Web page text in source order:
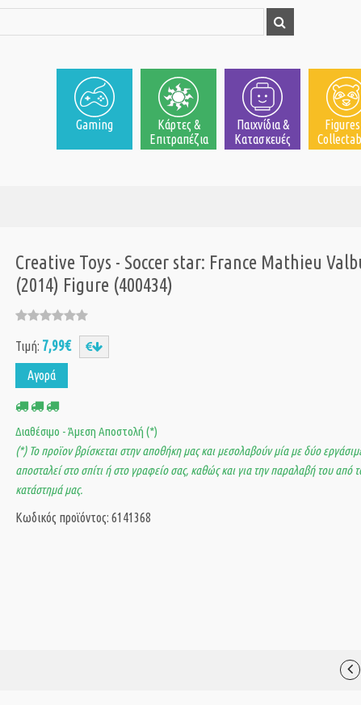
Gaming
Κάρτες &
Επιτραπέζια
Παιχνίδια &
Κατασκευές
Creative Toys - Soccer star: France Mathieu
(2014) Figure (400434)
Τιμή: 7,99€
Αγορά
Διαθέσιμο - Άμεση Αποστολή (*)
(*) Το προϊον βρίσκεται στην αποθήκη μας και μεσολαβούν μία με δύο
αποσταλεί στο σπίτι ή στο γραφείο σας, καθώς και για την παραλαβή του από
κατάστημά μας.
Κωδικός προϊόντος: 6141368